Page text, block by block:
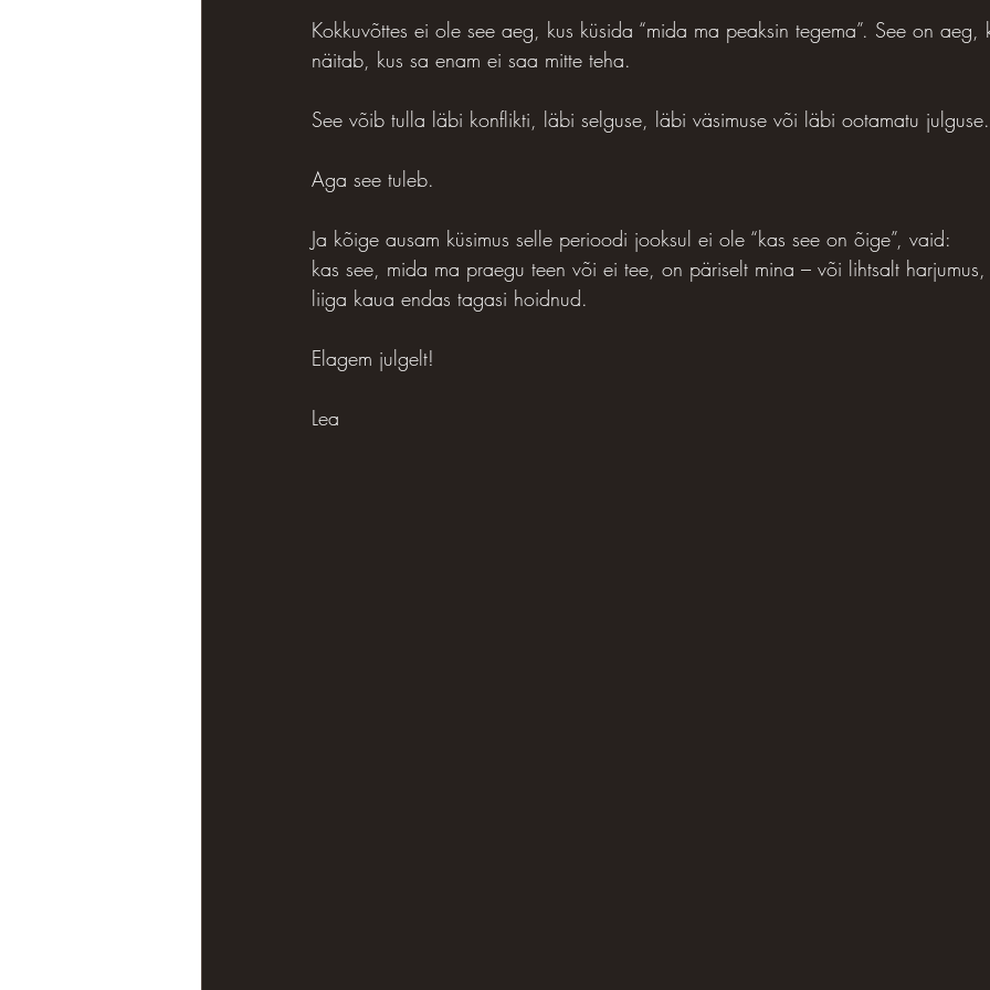
Kokkuvõttes ei ole see aeg, kus küsida “mida ma peaksin tegema”. See on aeg,
näitab, kus sa enam ei saa mitte teha.
See võib tulla läbi konflikti, läbi selguse, läbi väsimuse või läbi ootamatu julguse.
Aga see tuleb.
Ja kõige ausam küsimus selle perioodi jooksul ei ole “kas see on õige”, vaid:
kas see, mida ma praegu teen või ei tee, on päriselt mina – või lihtsalt
liiga kaua endas tagasi hoidnud.
Elagem julgelt!
Lea